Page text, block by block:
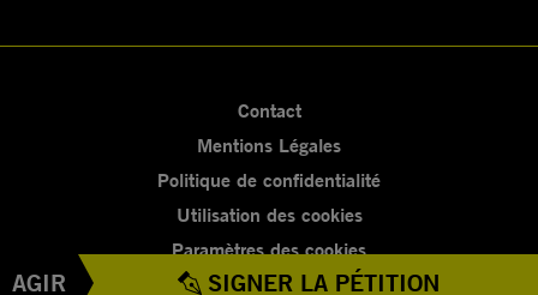
AGIR SIGNER LA PÉTITION
Contact
Mentions Légales
Politique de confidentialité
Utilisation des cookies
Paramètres des cookies